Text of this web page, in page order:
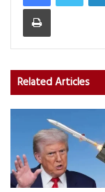
Print
Related Articles